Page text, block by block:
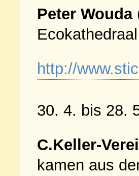
Peter Wouda
http://
30. 4. bis 28.
C.Keller-
kamen aus